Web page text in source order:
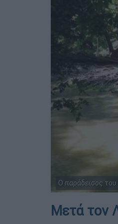
Ο παράδεισος του
Mετά τον